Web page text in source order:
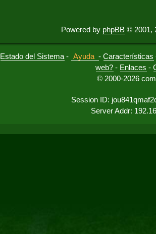
Powered by phpBB © 2001,
Estado del Sistema - Ayuda -Características
web? - Enlaces -
© 2000-2026
Session ID:
Server Addr: